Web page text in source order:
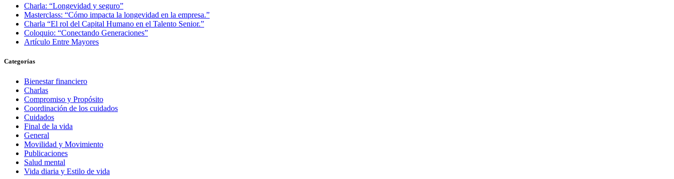
Charla: “Longevidad y seguro”
Masterclass: “Cómo impacta la longevidad en la empresa.”
Charla “El rol del Capital Humano en el Talento Senior.”
Coloquio: “Conectando Generaciones”
Artículo Entre Mayores
Categorías
Bienestar financiero
Charlas
Compromiso y Propósito
Coordinación de los cuidados
Cuidados
Final de la vida
General
Movilidad y Movimiento
Publicaciones
Salud mental
Vida diaria y Estilo de vida